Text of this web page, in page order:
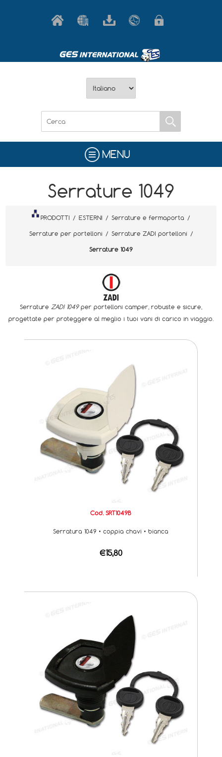
MENU
Serrature 1049
PRODOTTI / ESTERNI / Serrature e fermaporta /
Serrature per portelloni / Serrature ZADI portelloni /
Serrature 1049
Serrature ZADI 1049per portelloni camper, robuste e sicure,
progettate per proteggere al meglio i tuoi vani di carico in viaggio.
Cod. SRT1049B
Serratura 1049 • coppia chavi • bianca
€15,80